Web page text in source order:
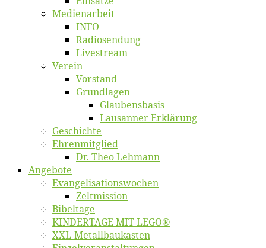
Me­di­en­ar­beit
INFO
Ra­dio­sen­dung
Live­stream
Ver­ein
Vor­stand
Grund­la­gen
Glaubens­ba­sis
Lausan­ner Erklärung
Ge­schich­te
Eh­ren­mit­glied
Dr. Theo Lehmann
An­ge­bo­te
Evangelisa­tions­wo­chen
Zelt­mis­si­on
Bi­bel­ta­ge
KINDERTAGE MIT LEGO®
XXL-Me­­tal­l­­bau­­kas­­ten